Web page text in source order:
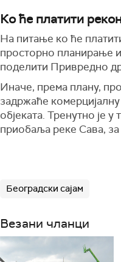
Ко ће платити
На питање ко ће
просторно планирање
поделити Привредно
Иначе, према плану,
задржаће
објеката. Тренутно је
приобаља реке Сава,
Београдски сајам
Везани чланци